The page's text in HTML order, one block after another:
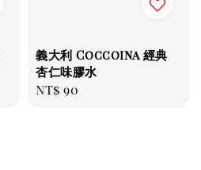
義大利 Coccoina 經典
杏仁味膠水
Regular
NT$ 90